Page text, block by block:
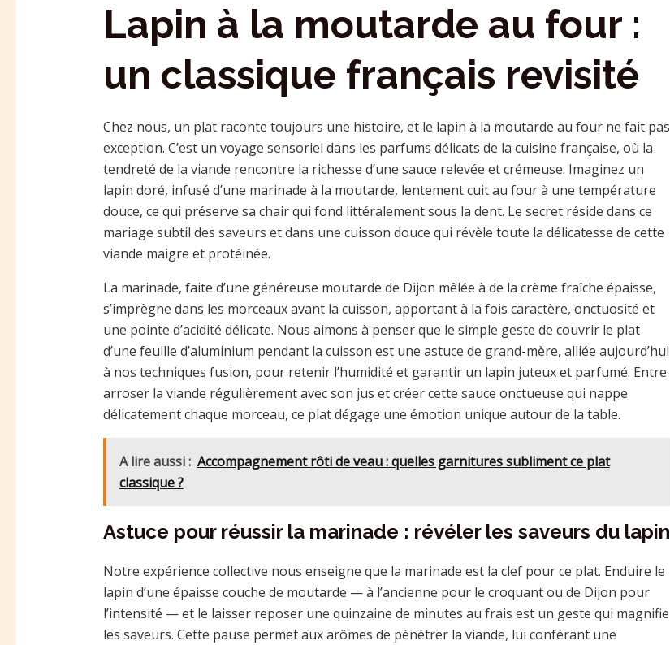
Lapin à la moutarde au four :
un classique français revisité
Chez nous, un plat raconte toujours une histoire, et le lapin à la moutarde au four ne fait pas
exception. C’est un voyage sensoriel dans les parfums délicats de la cuisine française, où la
tendreté de la viande rencontre la richesse d’une sauce relevée et crémeuse. Imaginez un
lapin doré, infusé d’une marinade à la moutarde, lentement cuit au four à une température
douce, ce qui préserve sa chair qui fond littéralement sous la dent. Le secret réside dans ce
mariage subtil des saveurs et dans une cuisson douce qui révèle toute la délicatesse de cette
viande maigre et protéinée.
La marinade, faite d’une généreuse moutarde de Dijon mêlée à de la crème fraîche épaisse,
s’imprègne dans les morceaux avant la cuisson, apportant à la fois caractère, onctuosité et
une pointe d’acidité délicate. Nous aimons à penser que le simple geste de couvrir le plat
d’une feuille d’aluminium pendant la cuisson est une astuce de grand-mère, alliée aujourd’hui
à nos techniques fusion, pour retenir l’humidité et garantir un lapin juteux et parfumé. Entre
arroser la viande régulièrement avec son jus et créer cette sauce onctueuse qui nappe
délicatement chaque morceau, ce plat dégage une émotion unique autour de la table.
A lire aussi : Accompagnement rôti de veau : quelles garnitures subliment ce plat
classique ?
Astuce pour réussir la marinade : révéler les saveurs du lapin
Notre expérience collective nous enseigne que la marinade est la clef pour ce plat. Enduire le
lapin d’une épaisse couche de moutarde — à l’ancienne pour le croquant ou de Dijon pour
l’intensité — et le laisser reposer une quinzaine de minutes au frais est un geste qui magnifie
les saveurs. Cette pause permet aux arômes de pénétrer la viande, lui conférant une